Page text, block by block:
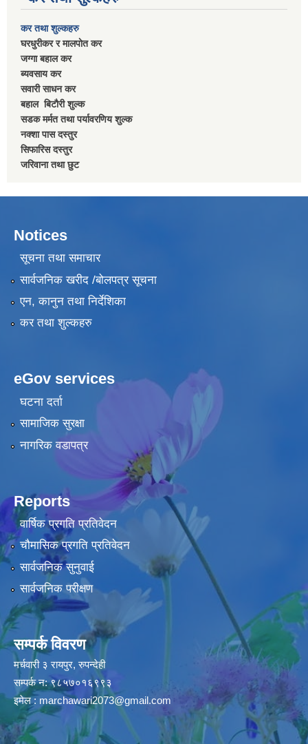
कर तथा शुल्कहरु
घरधुरीकर र मालपाेत कर
जग्गा बहाल कर
ब्यवसाय कर
सवारी साधन कर
बहाल बिटाैरी शुल्क
सडक मर्मत तथा पर्यावरणिय शुल्क
नक्शा पास दस्तुर
सिफारिस दस्तुर
जरिवाना तथा छुट
Notices
सूचना तथा समाचार
सार्वजनिक खरीद /बोलपत्र सूचना
एन, कानुन तथा निर्देशिका
कर तथा शुल्कहरु
eGov services
घटना दर्ता
सामाजिक सुरक्षा
नागरिक वडापत्र
Reports
वार्षिक प्रगति प्रतिवेदन
चौमासिक प्रगति प्रतिवेदन
सार्वजनिक सुनुवाई
सार्वजनिक परीक्षण
सम्पर्क विवरण
मर्चवारी ३ रायपुर, रुपन्देही
सम्पर्क न: ९८५७०१६९९३
इमेल : marchawari2073@gmail.com